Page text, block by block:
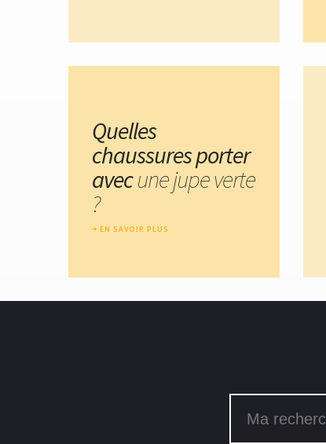
Quelles
chaussures porter
avecune jupe verte
?
EN SAVOIR PLUS